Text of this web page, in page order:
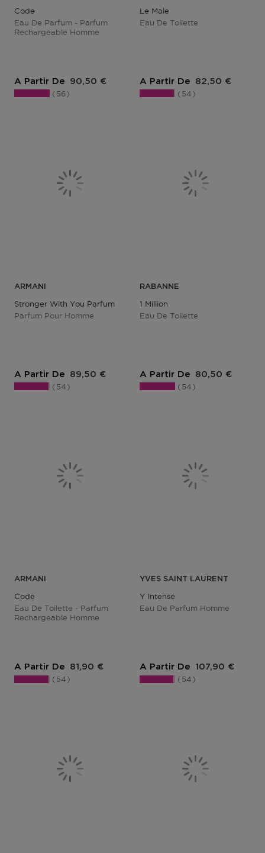
Code
Eau De Parfum - Parfum
Rechargeable Homme
A Partir De Prix du produit
90,50 €
56
Le Male
Eau De Toilette
A Partir De Prix du produit
82,50 €
54
ARMANI
Stronger With You Parfum
Parfum Pour Homme
A Partir De Prix du produit
89,50 €
54
RABANNE
1 Million
Eau De Toilette
A Partir De Prix du produit
80,50 €
54
ARMANI
Code
Eau De Toilette - Parfum
Rechargeable Homme
A Partir De Prix du produit
81,90 €
54
YVES SAINT LAURENT
Y Intense
Eau De Parfum Homme
A Partir De Prix du produit
107,90 €
54